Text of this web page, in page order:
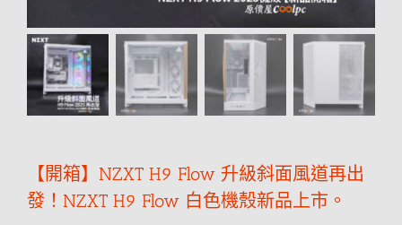
【開箱】NZXT H9 Flow 升級斜面風道再出
發！NZXT H9 Flow 白色機殼新品上市。